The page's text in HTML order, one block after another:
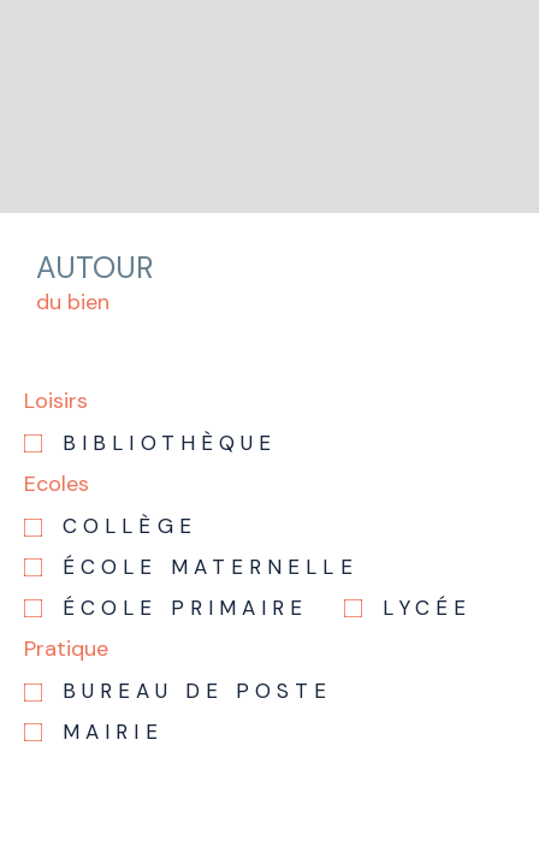
AUTOUR
du bien
Loisirs
BIBLIOTHÈQUE
Ecoles
COLLÈGE
ÉCOLE MATERNELLE
ÉCOLE PRIMAIRE
LYCÉE
Pratique
BUREAU DE POSTE
MAIRIE